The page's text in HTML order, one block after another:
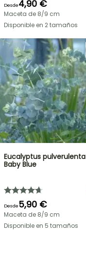
Desde4,90 €
Maceta de 8/9 cm
Disponible en 2 tamaños
Eucalyptus pulverulenta
Baby Blue
Desde5,90 €
Maceta de 8/9 cm
Disponible en 5 tamaños